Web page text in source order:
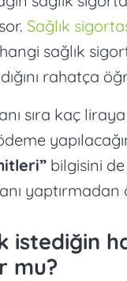
Sağlık
sağlık
rahatça
sıra kaç
bilgisini
yaptırmadan
istediğin
mu?